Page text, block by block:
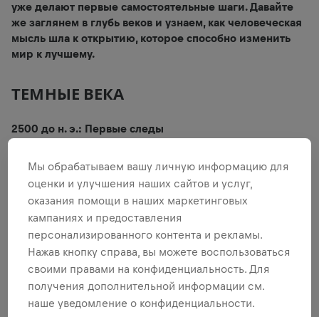
уже делают первые самостоятельные шаги. Давайте
же заглянем в глубь веков и узнаем, как человеческая
мысль шла к открытию, которое способно изменить
мир к лучшему.
ТЕМНЫЕ ВЕКА
2500 до н. э.: Первые следы
паралича обеих ног) встречается в папирусе Эдвина
Смита, также известном как Хирургический папирус.
медицинских текстов, и описанного в нем подхода
врачи придерживались еще много веков:
«Неизлечимая патология».
500–150 до н. э.: Определение травмы спинного мозга
Греческий врач Гиппократ, которого называют «отцом
медицины», не только оставляет после себя первое
медицинское описание хронической параплегии, но и
Мы обрабатываем вашу личную информацию для
оценки и улучшения наших сайтов и услуг,
оказания помощи в наших маркетинговых
кампаниях и предоставления
персонализированного контента и рекламы.
Нажав кнопку справа, вы можете воспользоваться
своими правами на конфиденциальность. Для
получения дополнительной информации см.
наше уведомление о конфиденциальности.